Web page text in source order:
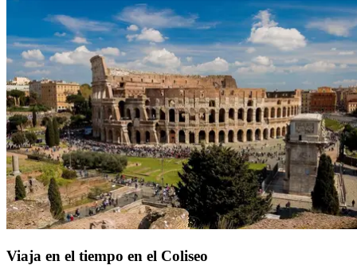
Viaja en el tiempo en el Coliseo